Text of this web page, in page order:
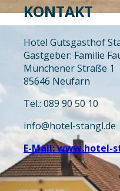
KONTAKT
Hotel Gutsgasthof
Gastgeber: Familie
Münchener Straße 1
85646 Neufarn
Tel.: 089 90 50 10
info@hotel-stangl.de
E-Mail: www.hotel-